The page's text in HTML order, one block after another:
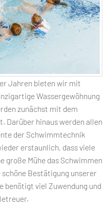
Jahren bieten wir mit
Wassergewöhnung
zunächst mit dem
Darüber hinaus werden allen
der Schwimmtechnik
erstaunlich, dass viele
große Mühe das Schwimmen
Bestätigung unserer
benötigt viel Zuwendung und